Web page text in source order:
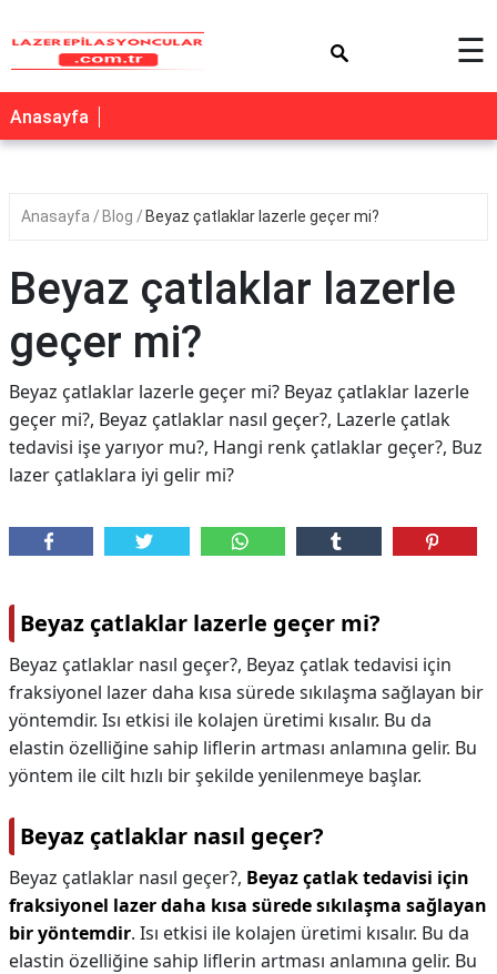
☰
Anasayfa
Anasayfa Blog Beyaz çatlaklar lazerle geçer mi?
Beyaz çatlaklar lazerle
geçer mi?
Beyaz çatlaklar lazerle geçer mi? Beyaz çatlaklar lazerle
geçer mi?, Beyaz çatlaklar nasıl geçer?, Lazerle çatlak
tedavisi işe yarıyor mu?, Hangi renk çatlaklar geçer?, Buz
lazer çatlaklara iyi gelir mi?
Beyaz çatlaklar lazerle geçer mi?
Beyaz çatlaklar nasıl geçer?, Beyaz çatlak tedavisi için
fraksiyonel lazer daha kısa sürede sıkılaşma sağlayan bir
yöntemdir. Isı etkisi ile kolajen üretimi kısalır. Bu da
elastin özelliğine sahip liflerin artması anlamına gelir. Bu
yöntem ile cilt hızlı bir şekilde yenilenmeye başlar.
Beyaz çatlaklar nasıl geçer?
Beyaz çatlaklar nasıl geçer?, Beyaz çatlak tedavisi için
fraksiyonel lazer daha kısa sürede sıkılaşma sağlayan
bir yöntemdir. Isı etkisi ile kolajen üretimi kısalır. Bu da
elastin özelliğine sahip liflerin artması anlamına gelir. Bu